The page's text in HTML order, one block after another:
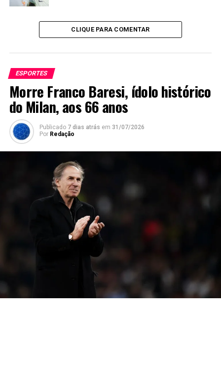
CLIQUE PARA COMENTAR
ESPORTES
Morre Franco Baresi, ídolo histórico
do Milan, aos 66 anos
Publicado 7 dias atrás em 31/07/2026
Por Redação